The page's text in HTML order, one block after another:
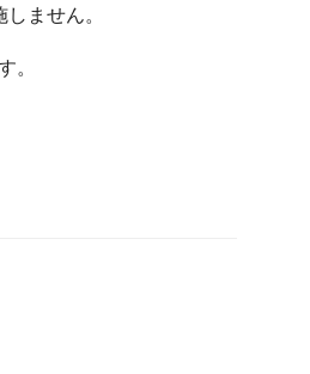
ません。
。